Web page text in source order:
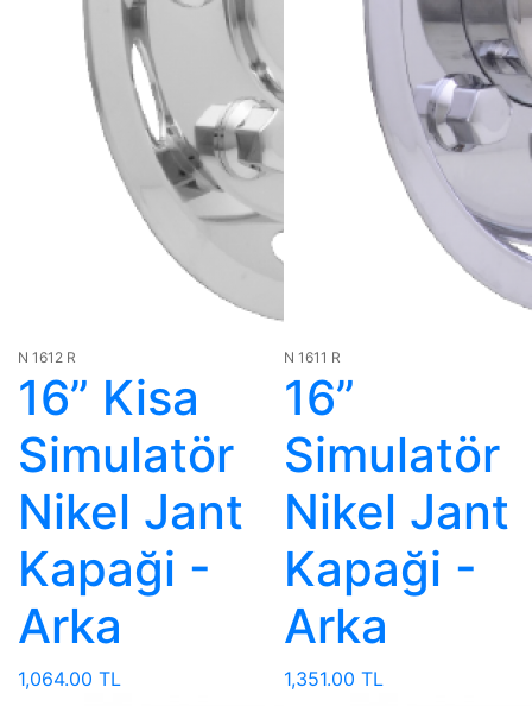
N 1612 R
16” Kisa
Simulatör
Nikel Jant
Kapaği -
Arka
1,064.00 TL
N 1611 R
16”
Simulatör
Nikel Jant
Kapaği -
Arka
1,351.00 TL